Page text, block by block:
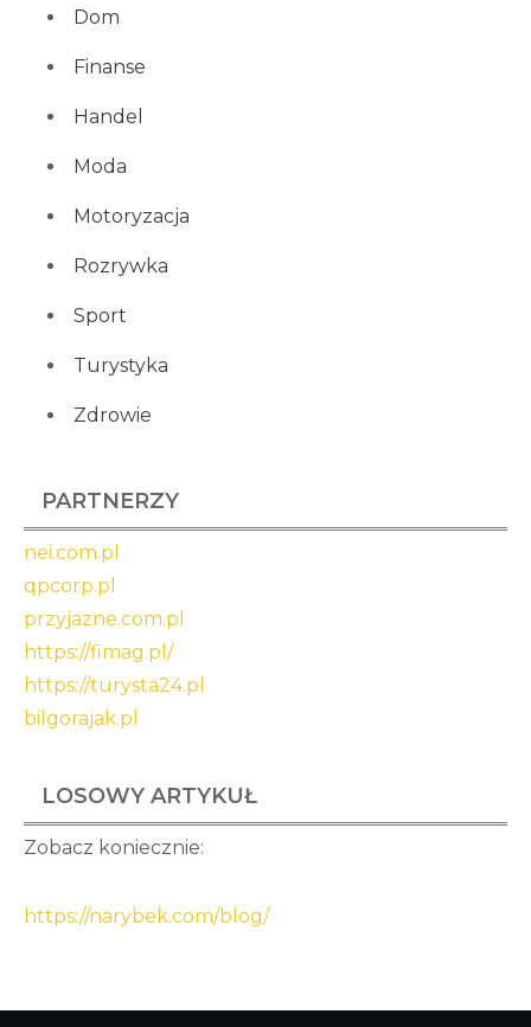
Dom
Finanse
Handel
Moda
Motoryzacja
Rozrywka
Sport
Turystyka
Zdrowie
PARTNERZY
nei.com.pl
qpcorp.pl
przyjazne.com.pl
https://fimag.pl/
https://turysta24.pl
bilgorajak.pl
LOSOWY ARTYKUŁ
Zobacz koniecznie:
https://narybek.com/blog/